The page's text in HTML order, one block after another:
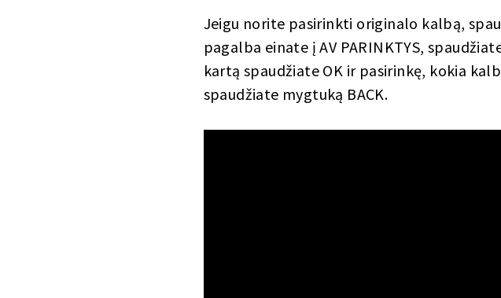
Jeigu norite pasirinkti originalo kalbą,
pagalba einate į AV PARINKTYS,
kartą spaudžiate OK ir pasirinkę, kokia
spaudžiate mygtuką BACK.